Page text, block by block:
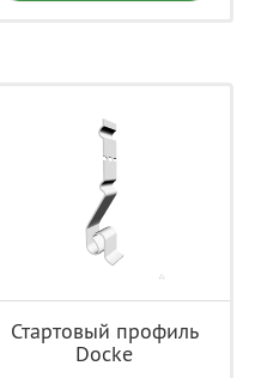
Стартовый профиль
Docke